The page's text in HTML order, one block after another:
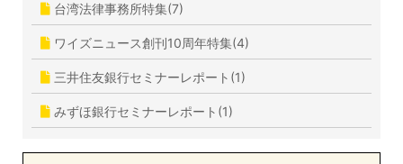
台湾法律事務所特集(7)
ワイズニュース創刊10周年特集(4)
三井住友銀行セミナーレポート(1)
みずほ銀行セミナーレポート(1)